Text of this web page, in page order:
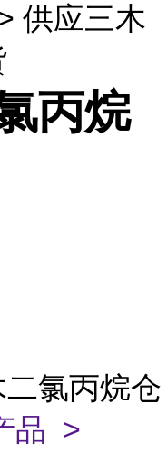
供应三木
丙烷
氯丙烷仓
品 >